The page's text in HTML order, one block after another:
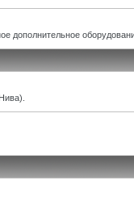
дополнительное